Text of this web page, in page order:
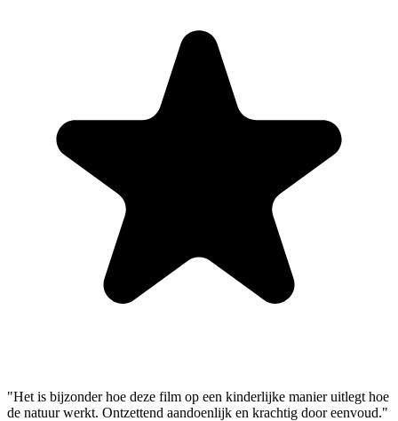
"Het is bijzonder hoe deze film op een kinderlijke manier uitlegt hoe
de natuur werkt. Ontzettend aandoenlijk en krachtig door eenvoud."